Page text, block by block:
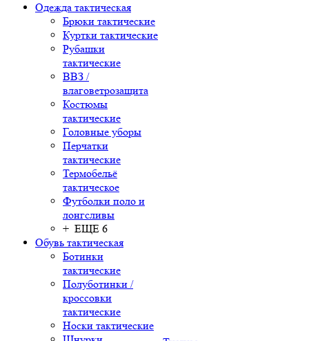
Одежда тактическая
Брюки тактические
Куртки тактические
Рубашки
тактические
ВВЗ /
влаговетрозащита
Костюмы
тактические
Головные уборы
Перчатки
тактические
Термобельё
тактическое
Футболки поло и
лонгсливы
+ ЕЩЕ 6
Обувь тактическая
Ботинки
тактические
Полуботинки /
кроссовки
тактические
Носки тактические